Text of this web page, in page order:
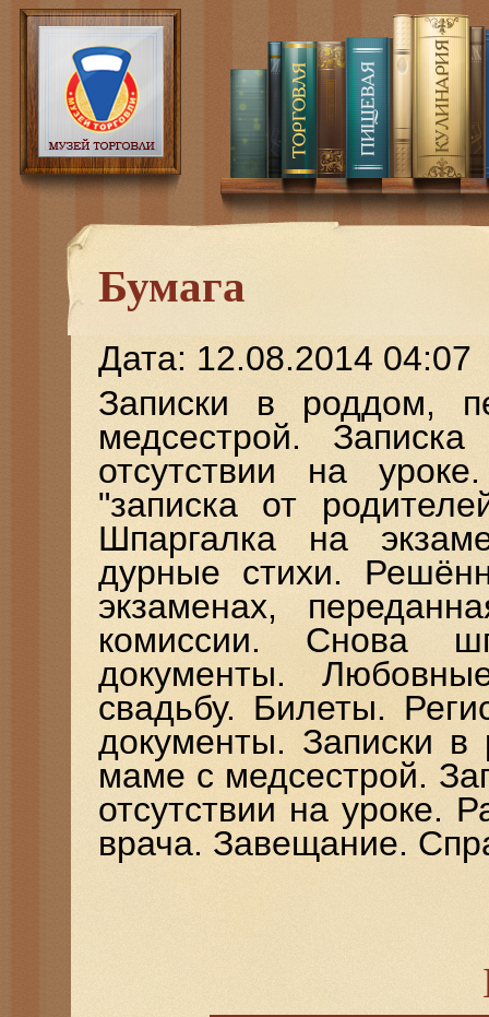
Бумага
Дата: 12.08.2014 04:07
Записки в роддом,
медсестрой.
отсутствии на
"записка от
Шпаргалка на
дурные стихи.
экзаменах,
комиссии. Снова
документы.
свадьбу. Билеты.
документы. Записки
маме с медсестрой.
отсутствии на уроке.
врача. Завещание.